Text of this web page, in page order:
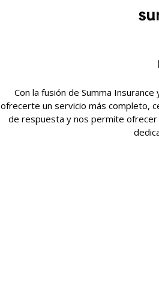
Con la fusión de Summa
ofrecerte un servicio más completo,
de respuesta y nos permite ofrecer